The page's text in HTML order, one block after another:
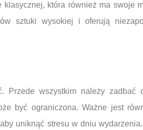
która również ma swoje
sztuki wysokiej i oferują
Przede wszystkim należy zadbać
być ograniczona. Ważne jest
uniknąć stresu w dniu